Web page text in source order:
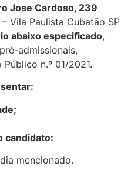
Jose Cardoso, 239
– Vila Paulista Cubatão SP
abaixo especificado,
admissionais,
n.º 01/2021.
candidato:
mencionado.